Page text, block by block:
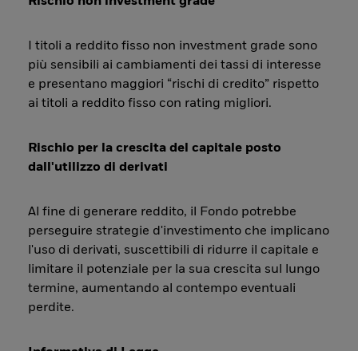
I titoli a reddito fisso non investment grade sono
più sensibili ai cambiamenti dei tassi di interesse
e presentano maggiori “rischi di credito” rispetto
ai titoli a reddito fisso con rating migliori.
Rischio per la crescita del capitale posto
dall'utilizzo di derivati
Al fine di generare reddito, il Fondo potrebbe
perseguire strategie d'investimento che implicano
l'uso di derivati, suscettibili di ridurre il capitale e
limitare il potenziale per la sua crescita sul lungo
termine, aumentando al contempo eventuali
perdite.